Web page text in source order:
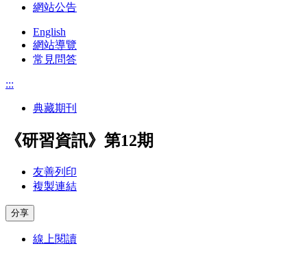
網站公告
English
網站導覽
常見問答
:::
典藏期刊
《研習資訊》第12期
友善列印
複製連結
分享
線上閱讀